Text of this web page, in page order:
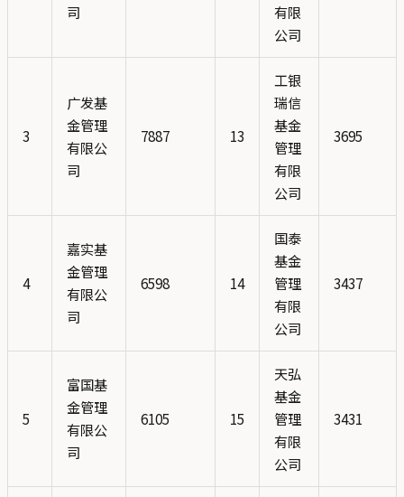
司
有限
公司
3
广发基
金管理
有限公
司
7887 13
工银
瑞信
基金
管理
有限
公司
3695
4
嘉实基
金管理
有限公
司
6598 14
国泰
基金
管理
有限
公司
3437
5
富国基
金管理
有限公
司
6105 15
天弘
基金
管理
有限
公司
3431